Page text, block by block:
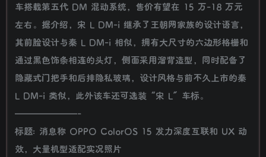
车搭载第五代 DM 混动系统，售价有望在 15 万-18 万元
左右。据介绍，宋 L DM-i 继承了王朝网家族的设计语言，
其前脸设计与秦 L DM-i 相似，拥有大尺寸的六边形格栅和
通过黑色饰条相连的头灯，侧面采用溜背造型，同时配备了
隐藏式门把手和后排隐私玻璃，设计风格与前不久上市的秦
L DM-i 类似，此外该车还可选装“宋 L”车标。
———————-
标题: 消息称 OPPO ColorOS 15 发力深度互联和 UX 动
效，大量机型适配实况照片